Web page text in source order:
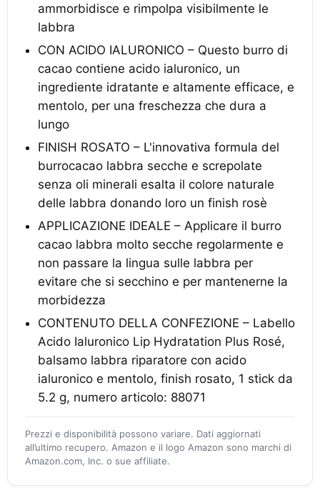
ammorbidisce e rimpolpa visibilmente le
labbra
CON ACIDO IALURONICO – Questo burro di
cacao contiene acido ialuronico, un
ingrediente idratante e altamente efficace, e
mentolo, per una freschezza che dura a
lungo
FINISH ROSATO – L'innovativa formula del
burrocacao labbra secche e screpolate
senza oli minerali esalta il colore naturale
delle labbra donando loro un finish rosè
APPLICAZIONE IDEALE – Applicare il burro
cacao labbra molto secche regolarmente e
non passare la lingua sulle labbra per
evitare che si secchino e per mantenerne la
morbidezza
CONTENUTO DELLA CONFEZIONE – Labello
Acido Ialuronico Lip Hydratation Plus Rosé,
balsamo labbra riparatore con acido
ialuronico e mentolo, finish rosato, 1 stick da
5.2 g, numero articolo: 88071
Prezzi e disponibilità possono variare. Dati aggiornati
all’ultimo recupero. Amazon e il logo Amazon sono marchi di
Amazon.com, Inc. o sue affiliate.